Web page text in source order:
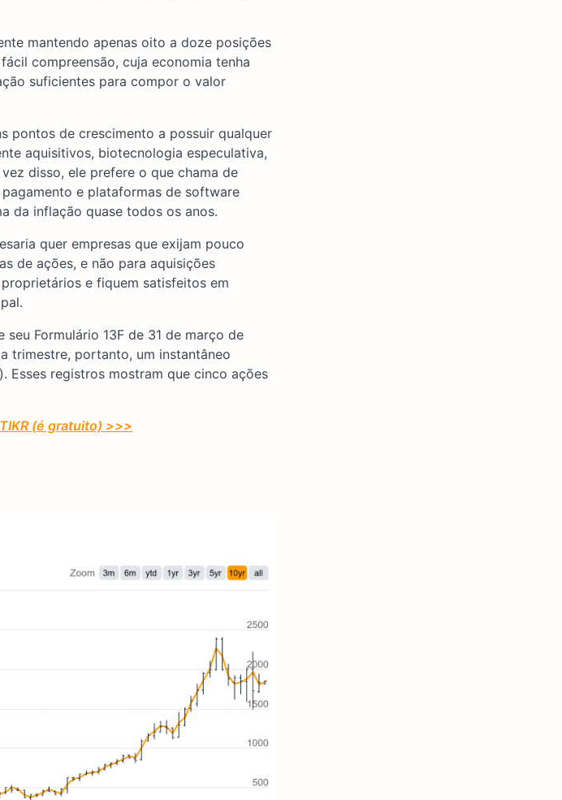
mantendo apenas oito a doze posições
compreensão, cuja economia tenha
suficientes para compor o valor
pontos de crescimento a possuir qualquer
aquisitivos, biotecnologia especulativa,
disso, ele prefere o que chama de
e plataformas de software
da inflação quase todos os anos.
quer empresas que exijam pouco
de ações, e não para aquisições
e fiquem satisfeitos em
Formulário 13F de 31 de março de
trimestre, portanto, um instantâneo
Esses registros mostram que cinco ações
(é gratuito) >>>